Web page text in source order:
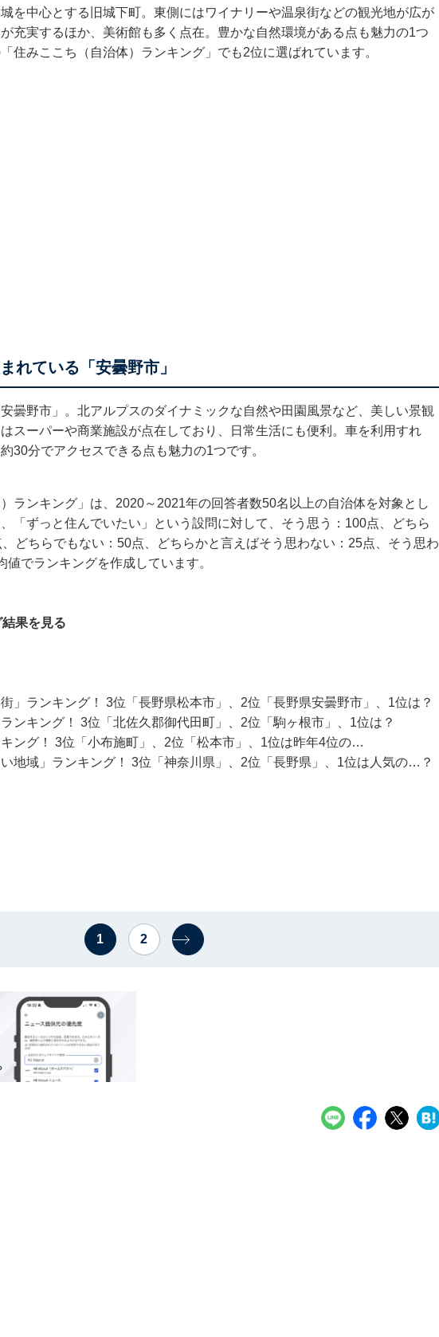
を中心とする旧城下町。東側にはワイナリーや温泉街などの観光地が広が
充実するほか、美術館も多く点在。豊かな自然環境がある点も魅力の1つ
住みここち（自治体）ランキング」でも2位に選ばれています。
れている「安曇野市」
曇野市」。北アルプスのダイナミックな自然や田園風景など、美しい景観
スーパーや商業施設が点在しており、日常生活にも便利。車を利用すれ
30分でアクセスできる点も魅力の1つです。
ランキング」は、2020～2021年の回答者数50名以上の自治体を対象とし
「ずっと住んでいたい」という設問に対して、そう思う：100点、どちら
どちらでもない：50点、どちらかと言えばそう思わない：25点、そう思わ
でランキングを作成しています。
果を見る
」ランキング！ 3位「長野県松本市」、2位「長野県安曇野市」、1位は？
ンキング！ 3位「北佐久郡御代田町」、2位「駒ヶ根市」、1位は？
ング！ 3位「小布施町」、2位「松本市」、1位は昨年4位の…
地域」ランキング！ 3位「神奈川県」、2位「長野県」、1位は人気の…？
1 2